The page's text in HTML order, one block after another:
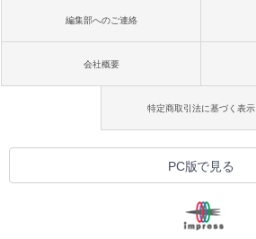
編集部へのご連絡
会社概要
特定商取引法に基づく表示
PC版で見る